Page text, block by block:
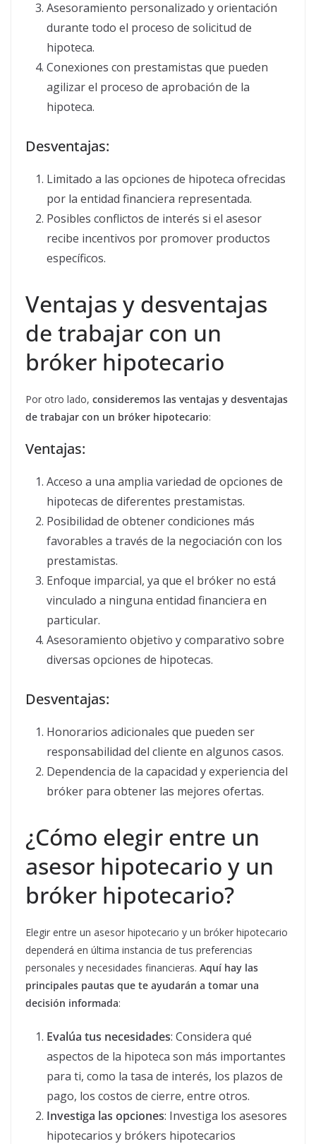
Asesoramiento personalizado y orientación
durante todo el proceso de solicitud de
hipoteca.
Conexiones con prestamistas que pueden
agilizar el proceso de aprobación de la
hipoteca.
Desventajas:
Limitado a las opciones de hipoteca ofrecidas
por la entidad financiera representada.
Posibles conflictos de interés si el asesor
recibe incentivos por promover productos
específicos.
Ventajas y desventajas
de trabajar con un
bróker hipotecario
Por otro lado, consideremos las ventajas y desventajas
de trabajar con un bróker hipotecario:
Ventajas:
Acceso a una amplia variedad de opciones de
hipotecas de diferentes prestamistas.
Posibilidad de obtener condiciones más
favorables a través de la negociación con los
prestamistas.
Enfoque imparcial, ya que el bróker no está
vinculado a ninguna entidad financiera en
particular.
Asesoramiento objetivo y comparativo sobre
diversas opciones de hipotecas.
Desventajas:
Honorarios adicionales que pueden ser
responsabilidad del cliente en algunos casos.
Dependencia de la capacidad y experiencia del
bróker para obtener las mejores ofertas.
¿Cómo elegir entre un
asesor hipotecario y un
bróker hipotecario?
Elegir entre un asesor hipotecario y un bróker hipotecario
dependerá en última instancia de tus preferencias
personales y necesidades financieras. Aquí hay las
principales pautas que te ayudarán a tomar una
decisión informada:
Evalúa tus necesidades: Considera qué
aspectos de la hipoteca son más importantes
para ti, como la tasa de interés, los plazos de
pago, los costos de cierre, entre otros.
Investiga las opciones: Investiga los asesores
hipotecarios y brókers hipotecarios